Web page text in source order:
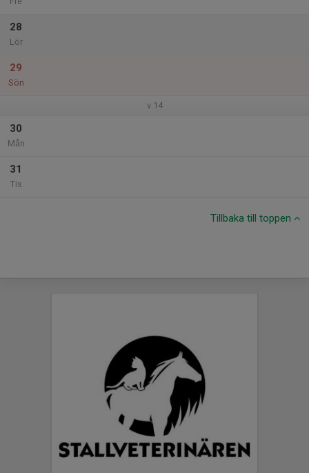
28
Lör
29
Sön
v.14
30
Mån
31
Tis
Tillbaka till toppen